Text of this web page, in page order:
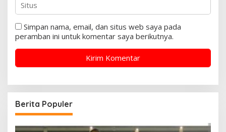
Simpan nama, email, dan situs web saya pada
peramban ini untuk komentar saya berikutnya.
Berita Populer